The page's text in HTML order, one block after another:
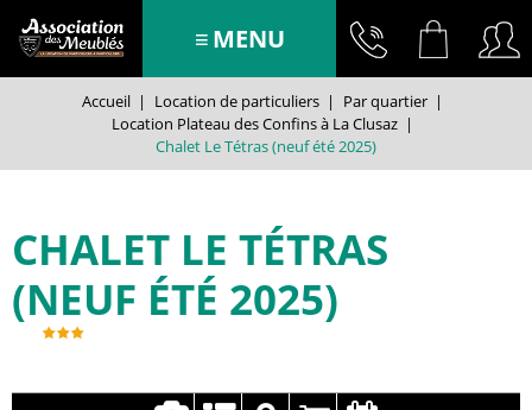
MENU
Accueil | Location de particuliers | Par quartier |
Location Plateau des Confins à La Clusaz |
Chalet Le Tétras (neuf été 2025)
CHALET LE TÉTRAS
(NEUF ÉTÉ 2025)